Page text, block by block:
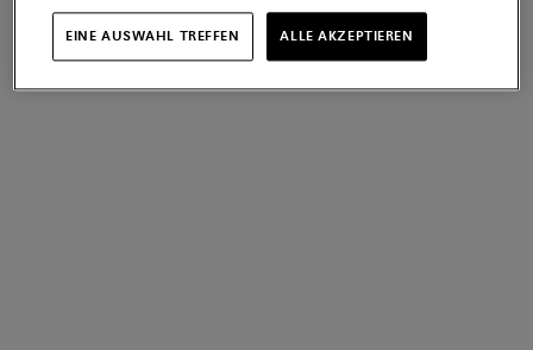
EINE AUSWAHL TREFFEN ALLE AKZEPTIEREN